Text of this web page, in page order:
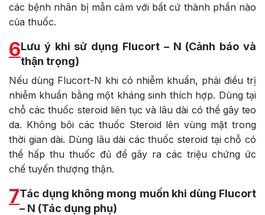
các bệnh nhân bị mẫn cảm với bất cứ thành phần nào
của thuốc.
6Lưu ý khi sử dụng Flucort – N (Cảnh báo và
thận trọng)
Nếu dùng Flucort-N khi có nhiễm khuẩn, phải điều trị
nhiễm khuẩn bằng một kháng sinh thích hợp. Dùng tại
chỗ các thuốc steroid liên tục và lâu dài có thể gây teo
da. Không bôi các thuốc Steroid lên vùng mặt trong
thời gian dài. Dùng lâu dài các thuốc steroid tại chỗ có
thể hấp thu thuốc đủ để gây ra các triệu chứng ức
chế tuyến thượng thận.
7Tác dụng không mong muốn khi dùng Flucort
– N (Tác dụng phụ)